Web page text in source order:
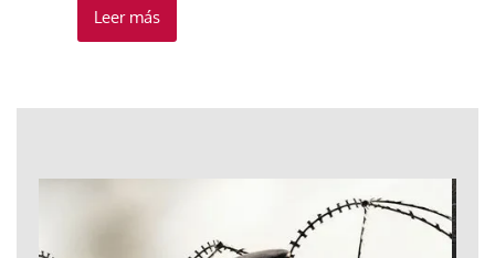
Leer más